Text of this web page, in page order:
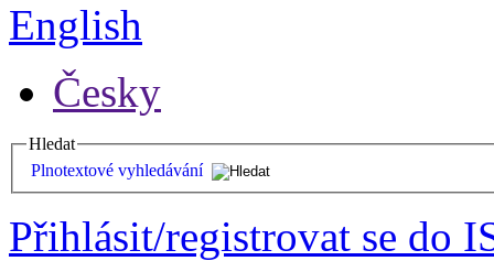
English
Česky
Hledat
Plnotextové vyhledávání
Přihlásit/registrovat se do